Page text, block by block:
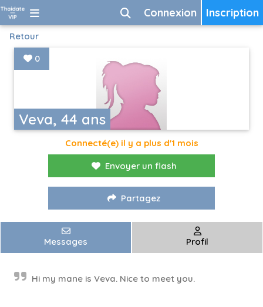
Inscription
Connexion
Retour
Veva, 44 ans
0
Connecté(e) il y a plus d'1 mois
Envoyer un flash
Partagez
Messages Profil
Hi my mane is Veva. Nice to meet you.